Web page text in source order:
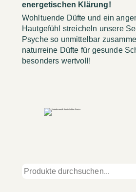
energetischen Klärung!
Wohltuende Düfte und ein
Hautgefühl streicheln unsere
Psyche so unmittelbar
naturreine Düfte für gesunde
besonders wertvoll!